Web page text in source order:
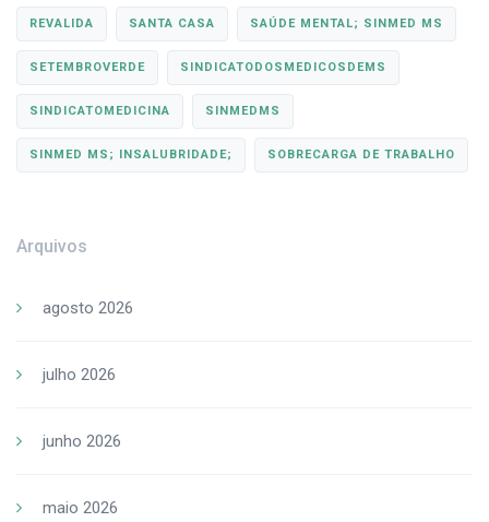
REVALIDA SANTA CASA SAÚDE MENTAL; SINMED MS
SETEMBROVERDE SINDICATODOSMEDICOSDEMS
SINDICATOMEDICINA SINMEDMS
SINMED MS; INSALUBRIDADE; SOBRECARGA DE TRABALHO
Arquivos
agosto 2026
julho 2026
junho 2026
maio 2026